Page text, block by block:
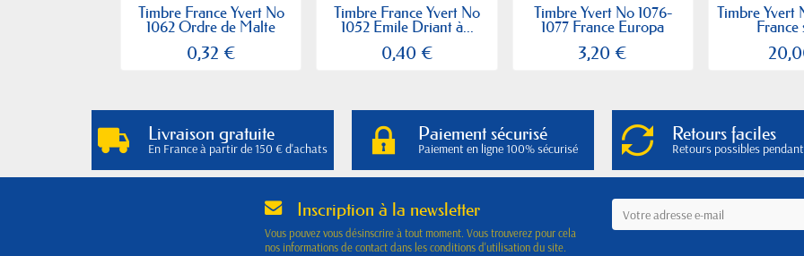
Timbre France Yvert No
1062 Ordre de Malte
0,32 €
Timbre France Yvert No
1052 Emile Driant à...
0,40 €
Timbre Yvert No 1076-
1077 France Europa
3,20 €
Timbre Yvert
France
Livraison gratuite
En France à partir de 150 € d'achats
Paiement sécurisé
Paiement en ligne 100% sécurisé
Retours faciles
Retours possibles
Inscription à la newsletter
Vous pouvez vous désinscrire à tout moment. Vous trouverez pour cela
nos informations de contact dans les conditions d'utilisation du site.